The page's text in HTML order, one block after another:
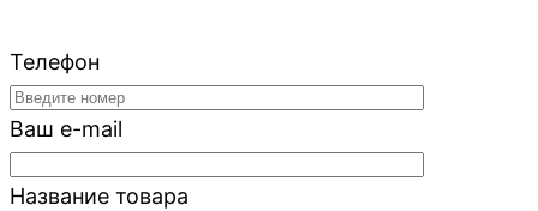
Телефон
Ваш e-mail
Название товара